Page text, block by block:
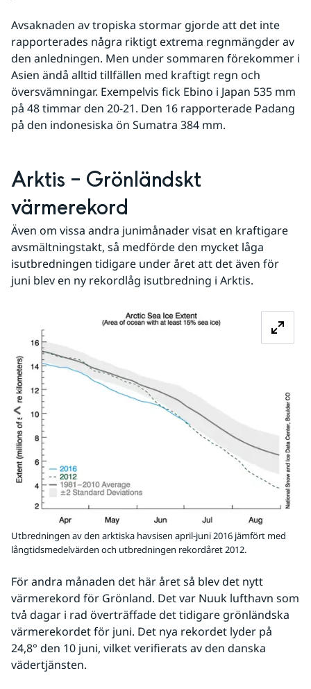
Avsaknaden av tropiska stormar gjorde att det inte
rapporterades några riktigt extrema regnmängder av
den anledningen. Men under sommaren förekommer i
Asien ändå alltid tillfällen med kraftigt regn och
översvämningar. Exempelvis fick Ebino i Japan 535 mm
på 48 timmar den 20-21. Den 16 rapporterade Padang
på den indonesiska ön Sumatra 384 mm.
Arktis – Grönländskt
värmerekord
Även om vissa andra junimånader visat en kraftigare
avsmältningstakt, så medförde den mycket låga
isutbredningen tidigare under året att det även för
juni blev en ny rekordlåg isutbredning i Arktis.
Utbredningen av den arktiska havsisen april-juni 2016 jämfört med
långtidsmedelvärden och utbredningen rekordåret 2012.
För andra månaden det här året så blev det nytt
värmerekord för Grönland. Det var Nuuk lufthavn som
två dagar i rad överträffade det tidigare grönländska
värmerekordet för juni. Det nya rekordet lyder på
24,8° den 10 juni, vilket verifierats av den danska
vädertjänsten.